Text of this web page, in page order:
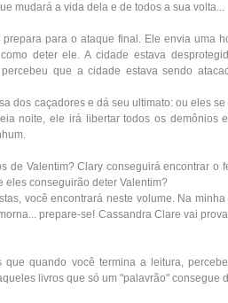
mudará a vida dela e de todos a sua volta...
prepara para o ataque final. Ele envia uma
deter ele. A cidade estava
que a cidade estava sendo
dos caçadores e dá seu ultimato: ou eles
noite, ele irá libertar todos os demônios
de Valentim? Clary conseguirá encontrar o
eles conseguirão deter Valentim?
você encontrará neste volume. Na
prepare-se! Cassandra Clare vai
que quando você termina a leitura,
livros que só um "palavrão" consegue